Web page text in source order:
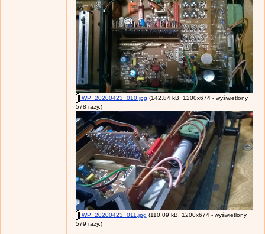
WP_20200423_010.jpg (142.84 kB, 1200x674 - wyświetlony
578 razy.)
WP_20200423_011.jpg (110.09 kB, 1200x674 - wyświetlony
579 razy.)